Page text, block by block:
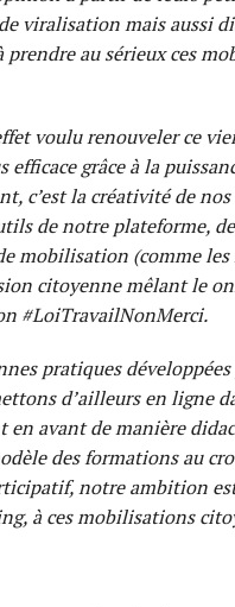
viralisation mais aussi
prendre au sérieux ces
voulu renouveler ce
efficace grâce à la
c’est la créativité de
de notre plateforme,
mobilisation (comme
citoyenne mêlant le
#LoiTravailNonMerci.
pratiques
d’ailleurs en ligne
en avant de manière
des formations au
notre ambition
à ces mobilisations